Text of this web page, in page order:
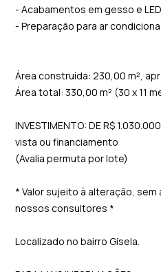
- Acabamentos em gesso e LED
- Preparação para ar
Área construída: 230,00 m²,
Área total: 330,00 m² (30 x 11
INVESTIMENTO: DE R$
vista ou financiamento
(Avalia permuta por lote)
* Valor sujeito à alteração,
nossos consultores *
Localizado no bairro Gisela.